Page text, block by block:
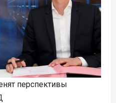
перспективы